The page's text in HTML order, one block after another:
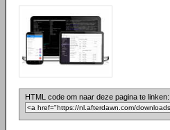
HTML code om naar deze pagina te linken: